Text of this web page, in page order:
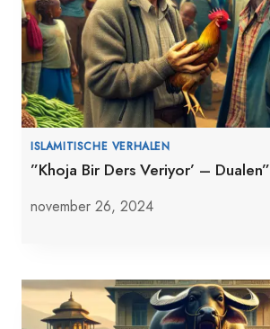
ISLAMITISCHE VERHALEN
”Khoja Bir Ders Veriyor’ – Dualen”
november 26, 2024